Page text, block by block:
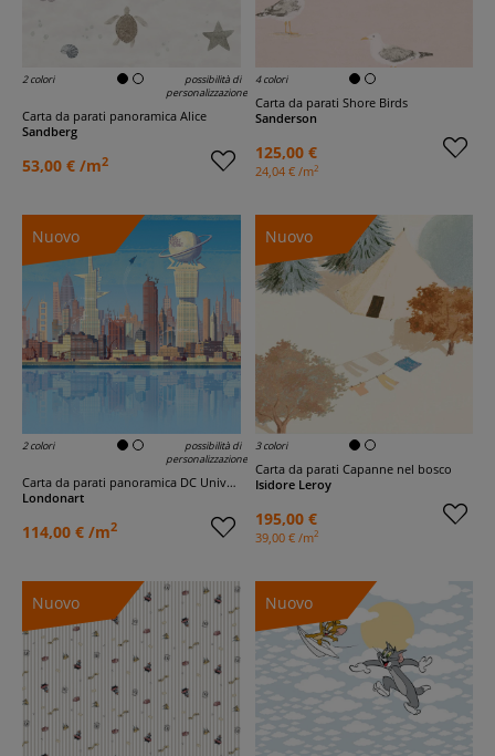
2 colori
possibilità di
personalizzazione
Carta da parati panoramica Alice
Sandberg
53,00 € /m2
4 colori
Carta da parati Shore Birds
Sanderson
125,00 €
24,04 € /m2
Nuovo
2 colori
possibilità di
personalizzazione
Carta da parati panoramica DC Universe 517
Londonart
114,00 € /m2
Nuovo
3 colori
Carta da parati Capanne nel bosco
Isidore Leroy
195,00 €
39,00 € /m2
Nuovo Nuovo